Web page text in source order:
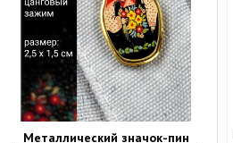
Металлический значок-пин